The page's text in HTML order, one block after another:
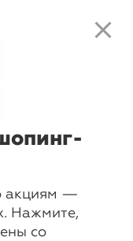
close
акциям —
Нажмите,
со
и